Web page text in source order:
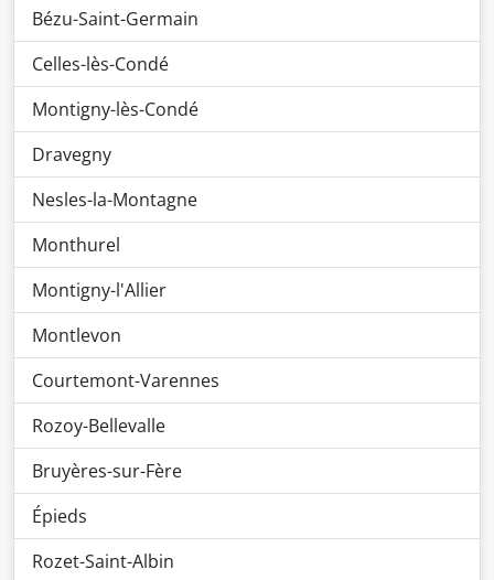
Bézu-Saint-Germain
Celles-lès-Condé
Montigny-lès-Condé
Dravegny
Nesles-la-Montagne
Monthurel
Montigny-l'Allier
Montlevon
Courtemont-Varennes
Rozoy-Bellevalle
Bruyères-sur-Fère
Épieds
Rozet-Saint-Albin